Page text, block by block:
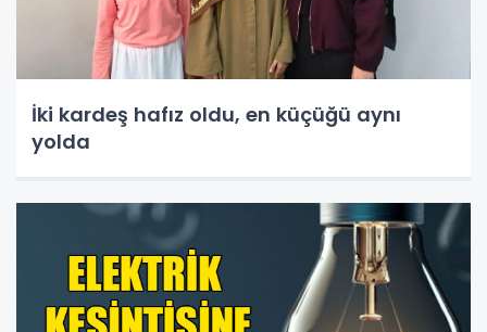
İki kardeş hafız oldu, en küçüğü aynı
yolda